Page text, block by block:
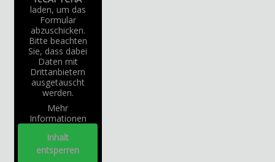
laden, um das
Formular
abzuschicken.
Bitte beachten
Sie, dass dabei
Daten mit
Drittanbietern
ausgetauscht
werden.
Mehr
Informationen
Inhalt
entsperren